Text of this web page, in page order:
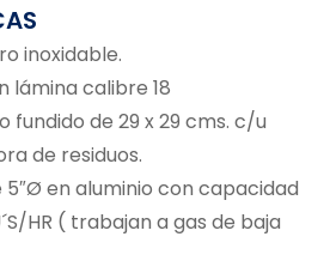
inoxidable.
lámina calibre 18
fundido de 29 x 29 cms. c/u
de residuos.
5″Ø en aluminio con capacidad
HR ( trabajan a gas de baja